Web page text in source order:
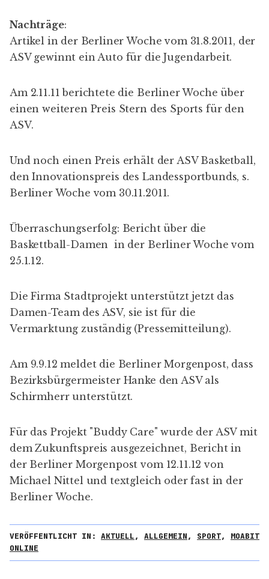
Nachträge:
Artikel in der Berliner Wochevom 31.8.2011 , der
ASV gewinnt ein Auto für die Jugendarbeit.
Am 2.11.11 berichtete die Berliner Woche über
einen weiteren Preis Stern des Sports für den
ASV.
Und noch einen Preis erhält der ASV Basketball,
den Innovationspreis des Landessportbunds, s.
Berliner Woche vom 30.11.2011.
Überraschungserfolg: Bericht über die
Baskettball-Damen in der Berliner Woche vom
25.1.12.
Die Firma Stadtprojektunterstützt jetzt das
Damen-Team des ASV, sie ist für die
Vermarktung zuständig (Pressemitteilung).
Am 9.9.12 meldet die Berliner Morgenpost, dass
Bezirksbürgermeister Hanke den ASV als
Schirmherr unterstützt.
Für das Projekt "Buddy Care" wurde der ASV mit
dem Zukunftspreis ausgezeichnet, Berichtin
der Berliner Morgenpost vom 12.11.12 von
Michael Nittel und textgleich oder fast in der
Berliner Woche.
VERÖFFENTLICHT IN: AKTUELL, ALLGEMEIN, SPORT, MOABIT
ONLINE